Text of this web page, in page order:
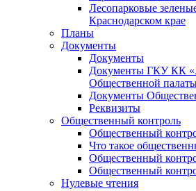
Лесопарковые
Краснодарском крае
Планы
Документы
Документы
Документы ГКУ КК
Общественной
Документы
Реквизиты
Общественный контроль
Общественный
Что такое
Общественный
Общественный
Нулевые чтения